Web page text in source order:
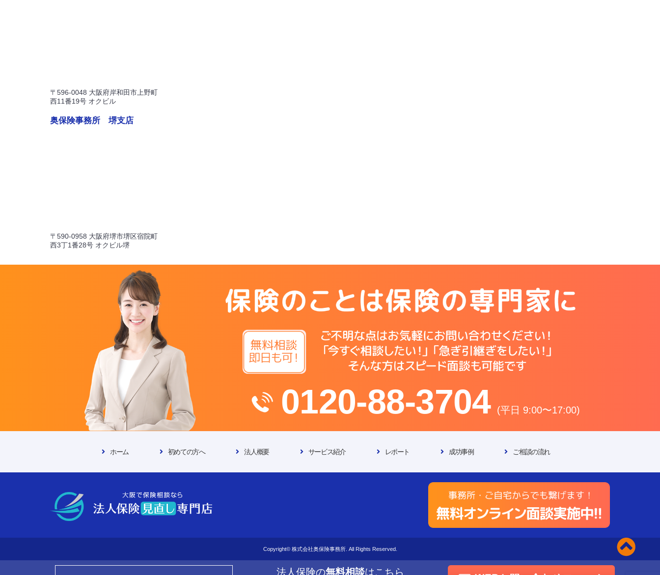
〒596-0048 大阪府岸和田市上野町
西11番19号 オクビル
奥保険事務所 堺支店
〒590-0958 大阪府堺市堺区宿院町
西3丁1番28号 オクビル堺
0120-88-3704 (平日 9:00〜17:00)
ホーム 初めての方へ 法人概要 サービス紹介 レポート 成功事例 ご相談の流れ
Copyright© 株式会社奥保険事務所. All Rights Reserved.
法人保険の無料相談はこちら